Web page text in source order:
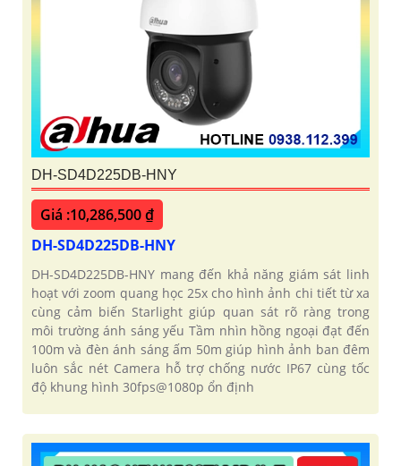
DH-SD4D225DB-HNY
Giá :10,286,500 ₫
DH-SD4D225DB-HNY
DH-SD4D225DB-HNY mang đến khả năng giám sát linh
hoạt với zoom quang học 25x cho hình ảnh chi tiết từ xa
cùng cảm biến Starlight giúp quan sát rõ ràng trong
môi trường ánh sáng yếu Tầm nhìn hồng ngoại đạt đến
100m và đèn ánh sáng ấm 50m giúp hình ảnh ban đêm
luôn sắc nét Camera hỗ trợ chống nước IP67 cùng tốc
độ khung hình 30fps@1080p ổn định